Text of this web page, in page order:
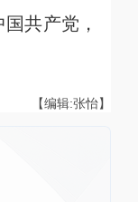
共产党，
【编辑:张怡】